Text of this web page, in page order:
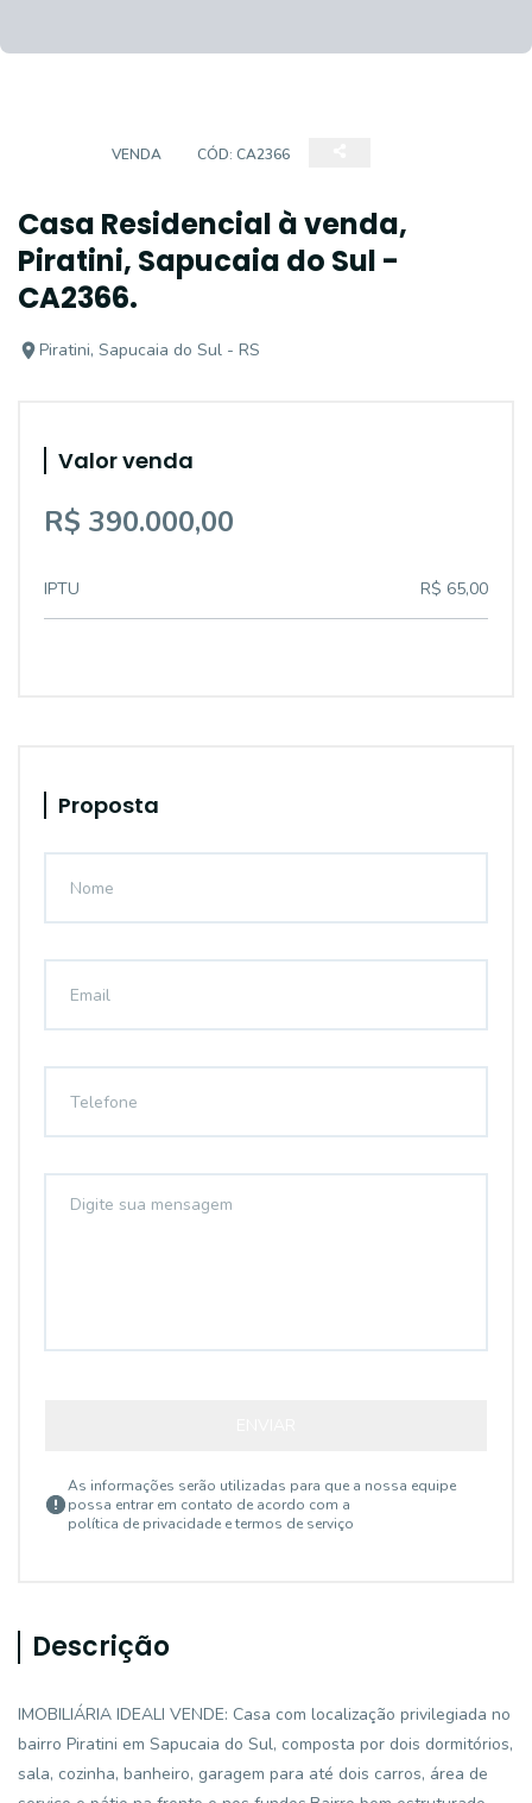
VENDA CÓD: CA2366
Casa Residencial à venda,
Piratini, Sapucaia do Sul -
CA2366.
Piratini, Sapucaia do Sul - RS
Valor venda
R$ 390.000,00
IPTU R$ 65,00
Proposta
As informações serão utilizadas para que a nossa equipe
possa entrar em contato de acordo com a
política de privacidade e termos de serviço
Descrição
IMOBILIÁRIA IDEALI VENDE: Casa com localização privilegiada no
bairro Piratini em Sapucaia do Sul, composta por dois dormitórios,
sala, cozinha, banheiro, garagem para até dois carros, área de